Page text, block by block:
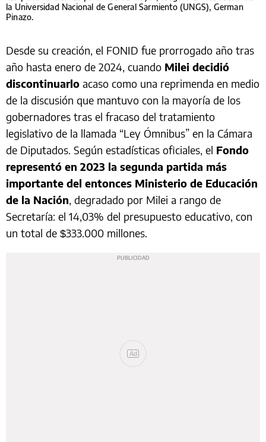
la Universidad Nacional de General Sarmiento (UNGS), German
Pinazo.
Desde su creación, el FONID fue prorrogado año tras
año hasta enero de 2024, cuando Milei decidió
discontinuarlo acaso como una reprimenda en medio
de la discusión que mantuvo con la mayoría de los
gobernadores tras el fracaso del tratamiento
legislativo de la llamada “Ley Ómnibus” en la Cámara
de Diputados. Según estadísticas oficiales, el Fondo
representó en 2023 la segunda partida más
importante del entonces Ministerio de Educación
de la Nación, degradado por Milei a rango de
Secretaría: el 14,03% del presupuesto educativo, con
un total de $333.000 millones.
Ad